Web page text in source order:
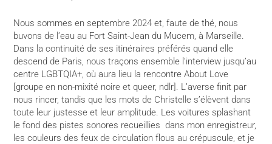
Nous sommes en septembre 2024 et, faute de thé, nous
buvons de l’eau au Fort Saint-Jean du Mucem, à Marseille.
Dans la continuité de ses itinéraires préférés quand elle
descend de Paris, nous traçons ensemble l’interview jusqu’au
centre LGBTQIA+, où aura lieu la rencontre About Love
[groupe en non-mixité noire et queer, ndlr]. L’averse finit par
nous rincer, tandis que les mots de Christelle s’élèvent dans
toute leur justesse et leur amplitude. Les voitures splashant
le fond des pistes sonores recueillies dans mon enregistreur,
les couleurs des feux de circulation flous au crépuscule, et je